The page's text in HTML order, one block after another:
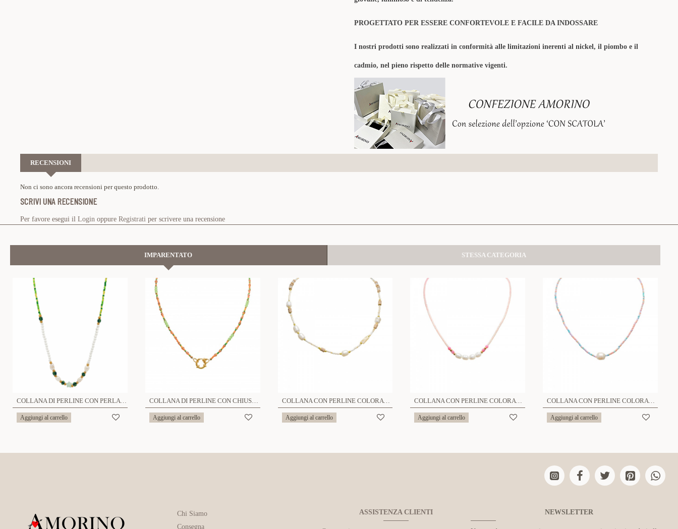
PROGETTATO PER ESSERE CONFORTEVOLE E FACILE DA INDOSSARE
I nostri prodotti sono realizzati in conformità alle limitazioni inerenti al nickel, il piombo e il
cadmio, nel pieno rispetto delle normative vigenti.
RECENSIONI
Non ci sono ancora recensioni per questo prodotto.
SCRIVI UNA RECENSIONE
Per favore esegui il Login oppure Registrati per scrivere una recensione
IMPARENTATO STESSA CATEGORIA
COLLANA DI PERLINE CON PERLA E STELLA - MNK21121172G76
Aggiungi al carrello
COLLANA DI PERLINE CON CHIUSURA FRONTALE - MNK21121172G96
Aggiungi al carrello
COLLANA CON PERLINE COLORATE E PERLE - MNK21121196G86
Aggiungi al carrello
COLLANA CON PERLINE COLORATE E PERLE - MNK21121164G95
Aggiungi al carrello
COLLANA CON PERLINE COLORATE E PERLA - MNK21121160G80
Aggiungi al carrello
Chi Siamo
Consegna
ASSISTENZA CLIENTI NEWSLETTER